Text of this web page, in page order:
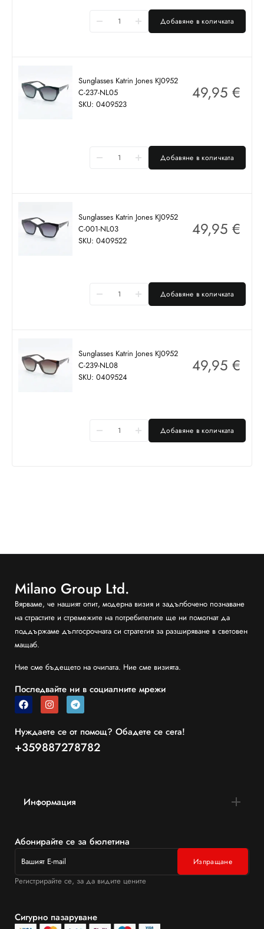
Добавяне в количката
Sunglasses Katrin Jones KJ0952
C-237-NL05
SKU: 0409523
49,95 €
Добавяне в количката
Sunglasses Katrin Jones KJ0952
C-001-NL03
SKU: 0409522
49,95 €
Добавяне в количката
Sunglasses Katrin Jones KJ0952
C-239-NL08
SKU: 0409524
49,95 €
Добавяне в количката
Milano Group Ltd.
Вярваме, че нашият опит, модерна визия и задълбочено познаване
на страстите и стремежите на потребителите ще ни помогнат да
поддържаме дългосрочната си стратегия за разширяване в световен
мащаб.
Ние сме бъдещето на очилата. Ние сме визията.
Последвайте ни в социалните мрежи
Нуждаете се от помощ? Обадете се сега!
+359887278782
Информация
Абонирайте се за бюлетина
Регистрирайте се, за да видите цените
Сигурно пазаруване